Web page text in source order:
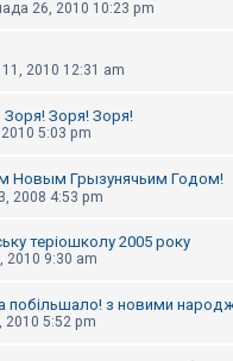
26, 2010 10:23 pm
2010 12:31 am
Зоря! Зоря! Зоря!
5:03 pm
Новым Грызунячьим Годом!
2008 4:53 pm
теріошколу 2005 року
2010 9:30 am
побільшало! з новими
2010 5:52 pm